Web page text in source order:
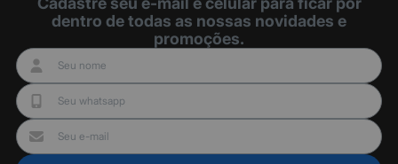
dentro de todas as nossas novidades e
promoções.